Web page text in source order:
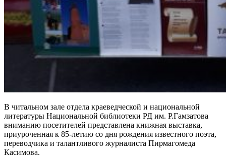
В читальном зале отдела краеведческой и национальной
литературы Национальной библиотеки РД им. Р.Гамзатова
вниманию посетителей представлена книжная выставка,
приуроченная к 85-летию со дня рождения известного поэта,
переводчика и талантливого журналиста Пирмагомеда
Касимова.